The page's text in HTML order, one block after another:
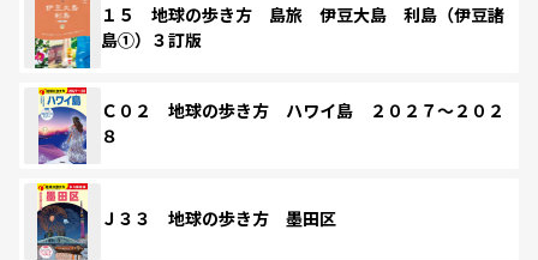
１５ 地球の歩き方 島旅 伊豆大島 利島（伊豆諸
島①）３訂版
Ｃ０２ 地球の歩き方 ハワイ島 ２０２７～２０２
８
Ｊ３３ 地球の歩き方 墨田区